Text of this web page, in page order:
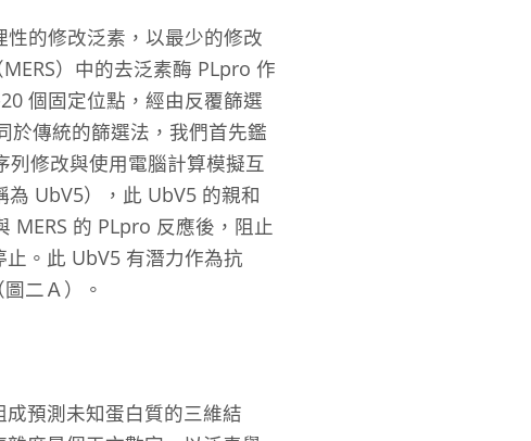
的修改泛素，以最少的修改
）中的去泛素酶 PLpro 作
個固定位點，經由反覆篩選
於傳統的篩選法，我們首先鑑
列修改與使用電腦計算模擬互
UbV5），此 UbV5 的親和
MERS 的 PLpro 反應後，阻止
。此 UbV5 有潛力作為抗
二Ａ）。
預測未知蛋白質的三維結